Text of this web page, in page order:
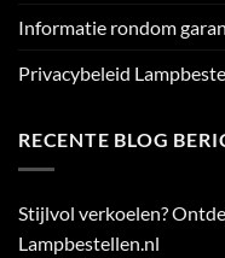
Informatie rondom
Privacybeleid
RECENTE BLOG
Stijlvol verkoelen?
Lampbestellen.nl